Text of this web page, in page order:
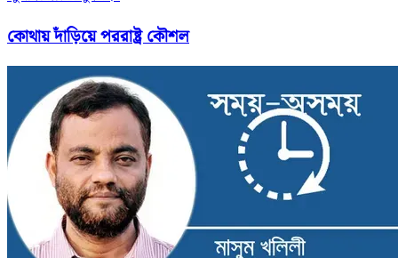
কোথায় দাঁড়িয়ে পররাষ্ট্র কৌশল